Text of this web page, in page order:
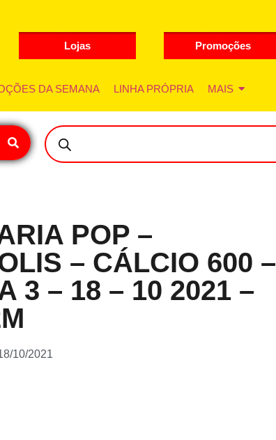
Lojas Promoções
DA SEMANA LINHA PRÓPRIA MAIS
POP –
– CÁLCIO 600 –
3 – 18 – 10 2021 –
10/2021